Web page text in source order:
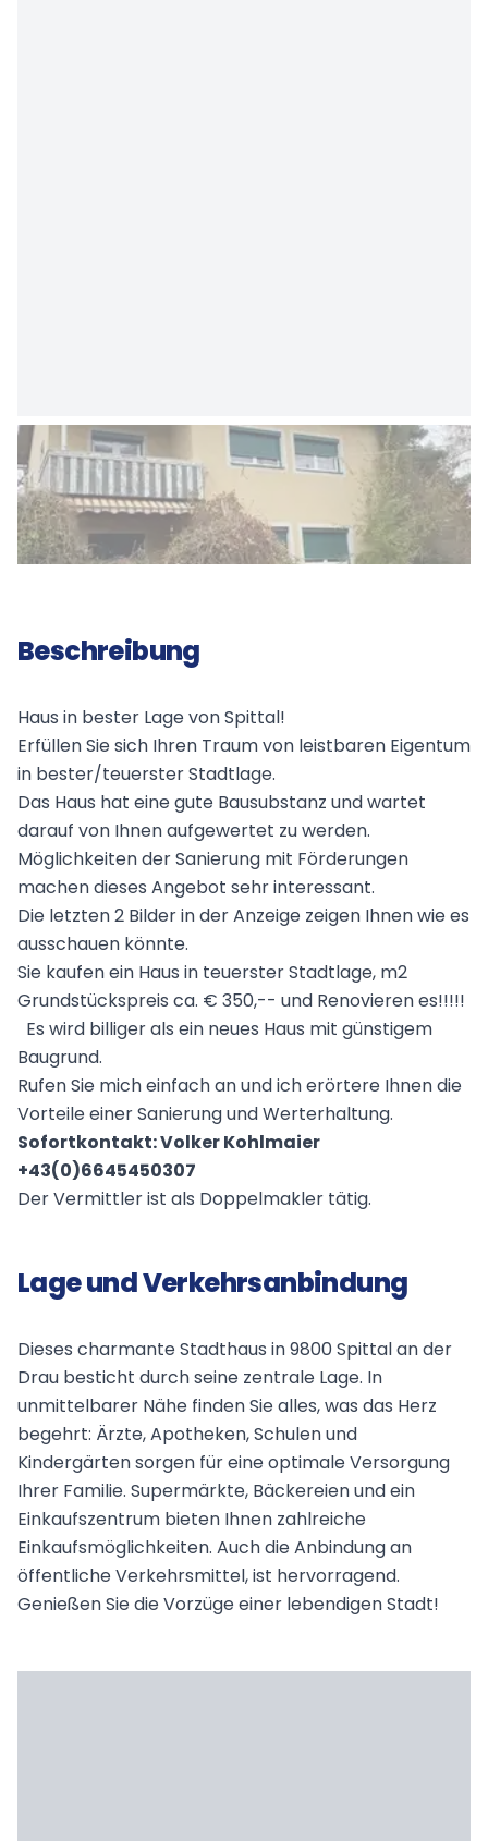
Beschreibung
Haus in bester Lage von Spittal!
Erfüllen Sie sich Ihren Traum von leistbaren Eigentum
in bester/teuerster Stadtlage.
Das Haus hat eine gute Bausubstanz und wartet
darauf von Ihnen aufgewertet zu werden.
Möglichkeiten der Sanierung mit Förderungen
machen dieses Angebot sehr interessant.
Die letzten 2 Bilder in der Anzeige zeigen Ihnen wie es
ausschauen könnte.
Sie kaufen ein Haus in teuerster Stadtlage, m2
Grundstückspreis ca. € 350,-- und Renovieren es!!!!!
Es wird billiger als ein neues Haus mit günstigem
Baugrund.
Rufen Sie mich einfach an und ich erörtere Ihnen die
Vorteile einer Sanierung und Werterhaltung.
Sofortkontakt: Volker Kohlmaier
+43(0)6645450307
Der Vermittler ist als Doppelmakler tätig.
Lage und Verkehrsanbindung
Dieses charmante Stadthaus in 9800 Spittal an der
Drau besticht durch seine zentrale Lage. In
unmittelbarer Nähe finden Sie alles, was das Herz
begehrt: Ärzte, Apotheken, Schulen und
Kindergärten sorgen für eine optimale Versorgung
Ihrer Familie. Supermärkte, Bäckereien und ein
Einkaufszentrum bieten Ihnen zahlreiche
Einkaufsmöglichkeiten. Auch die Anbindung an
öffentliche Verkehrsmittel, ist hervorragend.
Genießen Sie die Vorzüge einer lebendigen Stadt!